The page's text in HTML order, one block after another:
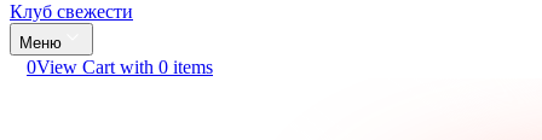
Клуб свежести
Меню
0View Cart with 0 items